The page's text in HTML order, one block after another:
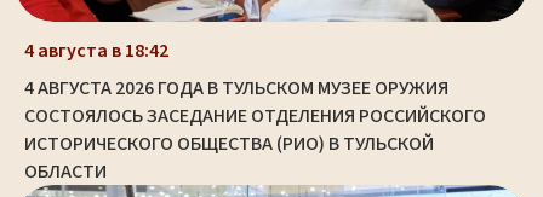
4 августа в 18:42
4 АВГУСТА 2026 ГОДА В ТУЛЬСКОМ МУЗЕЕ ОРУЖИЯ
СОСТОЯЛОСЬ ЗАСЕДАНИЕ ОТДЕЛЕНИЯ РОССИЙСКОГО
ИСТОРИЧЕСКОГО ОБЩЕСТВА (РИО) В ТУЛЬСКОЙ
ОБЛАСТИ